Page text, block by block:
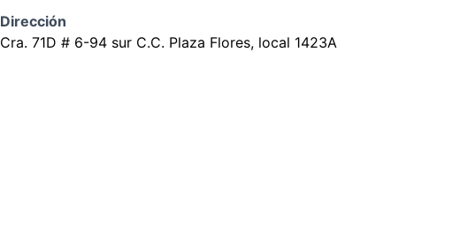
Dirección
Cra. 71D # 6-94 sur C.C. Plaza Flores, local 1423A